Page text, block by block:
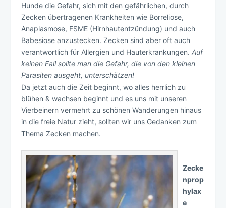
Hunde die Gefahr, sich mit den gefährlichen, durch
Zecken übertragenen Krankheiten wie Borreliose,
Anaplasmose, FSME (Hirnhautentzündung) und auch
Babesiose anzustecken. Zecken sind aber oft auch
verantwortlich für Allergien und Hauterkrankungen.Auf
keinen Fall sollte man die Gefahr, die von den kleinen
Parasiten ausgeht, unterschätzen!
Da jetzt auch die Zeit beginnt, wo alles herrlich zu
blühen & wachsen beginnt und es uns mit unseren
Vierbeinern vermehrt zu schönen Wanderungen hinaus
in die freie Natur zieht, sollten wir uns Gedanken zum
Thema Zecken machen.
Zecke
nprop
hylax
e